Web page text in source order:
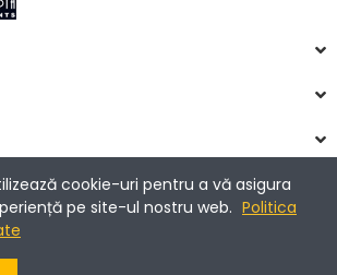
© 2017-2025 Romantic Home.
drepturile rezervate.
cookie-uri pentru a vă asigura
pe site-ul nostru web. Politica